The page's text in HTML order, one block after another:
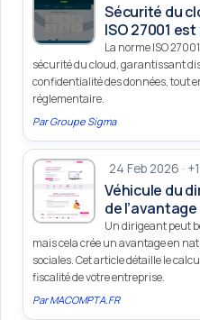
Sécurité du
ISO 27001
La norme ISO
sécurité du cloud, garantissant
confidentialité des données, tout
réglementaire.
ParGroupe Sigma
24 Feb 2026 ·
Véhicule du
de
Un dirigeant peut
mais cela crée un avantage en
sociales. Cet article détaille le
fiscalité de votre entreprise.
ParMACOMPTA.FR